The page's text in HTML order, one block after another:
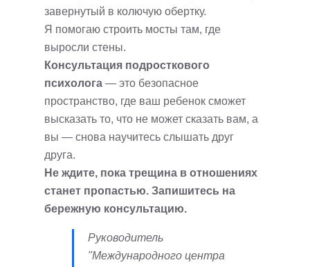
завернутый в колючую обертку.
Я помогаю строить мосты там, где
выросли стены.
Консультация подросткового
психолога — это безопасное
пространство, где ваш ребенок сможет
высказать то, что не может сказать вам, а
вы — снова научитесь слышать друг
друга.
Не ждите, пока трещина в отношениях
станет пропастью. Запишитесь на
бережную консультацию.
Руководитель
"Международного центра